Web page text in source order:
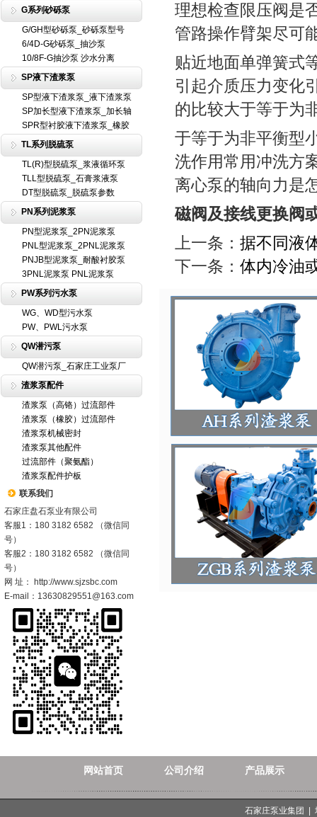
G系列砂砾泵
G/GH型砂砾泵_砂砾泵型号
6/4D-G砂砾泵_抽沙泵
10/8F-G抽沙泵 沙水分离
SP液下渣浆泵
SP型液下渣浆泵_液下渣浆泵
SP加长型液下渣浆泵_加长轴
SPR型衬胶液下渣浆泵_橡胶
TL系列脱硫泵
TL(R)型脱硫泵_浆液循环泵
TLL型脱硫泵_石膏浆液泵
DT型脱硫泵_脱硫泵参数
PN系列泥浆泵
PN型泥浆泵_2PN泥浆泵
PNL型泥浆泵_2PNL泥浆泵
PNJB型泥浆泵_耐酸衬胶泵
3PNL泥浆泵 PNL泥浆泵
PW系列污水泵
WG、WD型污水泵
PW、PWL污水泵
QW潜污泵
QW潜污泵_石家庄工业泵厂
渣浆泵配件
渣浆泵（高铬）过流部件
渣浆泵（橡胶）过流部件
渣浆泵机械密封
渣浆泵其他配件
过流部件（聚氨酯）
渣浆泵配件护板
联系我们
石家庄盘石泵业有限公司
客服1：180 3182 6582 （微信同
号）
客服2：180 3182 6582 （微信同
号）
网 址： http://www.sjzsbc.com
E-mail：13630829551@163.com
理想检查限压阀是
管路操作臂架尽可
贴近地面单弹簧式
引起介质压力变化
的比较大于等于为
于等于为非平衡型
洗作用常用冲洗方
离心泵的轴向力是
磁阀及接线更换阀
上一条： 据不同液
下一条： 体内冷油
网站首页 公司介绍 产品展示
石家庄泵业集团 |